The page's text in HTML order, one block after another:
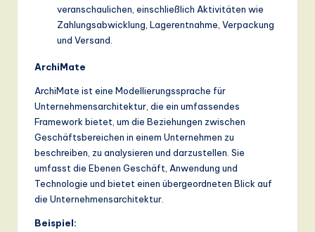
it
In
veranschaulichen, einschließlich Aktivitäten wie
Zahlungsabwicklung, Lagerentnahme, Verpackung
und Versand.
ArchiMate
ArchiMate ist eine Modellierungssprache für
Unternehmensarchitektur, die ein umfassendes
Framework bietet, um die Beziehungen zwischen
Geschäftsbereichen in einem Unternehmen zu
beschreiben, zu analysieren und darzustellen. Sie
umfasst die Ebenen Geschäft, Anwendung und
Technologie und bietet einen übergeordneten Blick auf
die Unternehmensarchitektur.
Beispiel: